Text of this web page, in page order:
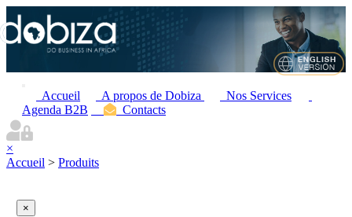
Accueil A propos de Dobiza
Nos Services
Agenda B2B
Contacts
×
Accueil > Produits
×